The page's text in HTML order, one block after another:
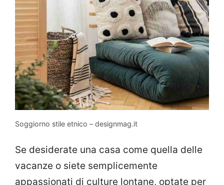
Soggiorno stile etnico – designmag.it
Se desiderate una casa come quella delle
vacanze o siete semplicemente
appassionati di culture lontane, optate per